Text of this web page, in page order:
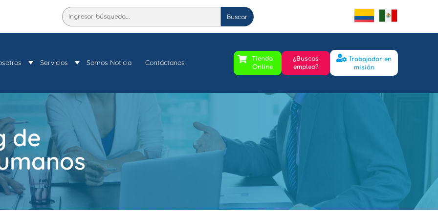
Buscar
Buscar
Servicios Somos Noticia Contáctanos
Tienda
Online
¿Buscas
empleo?
Trabajador en
misión
de